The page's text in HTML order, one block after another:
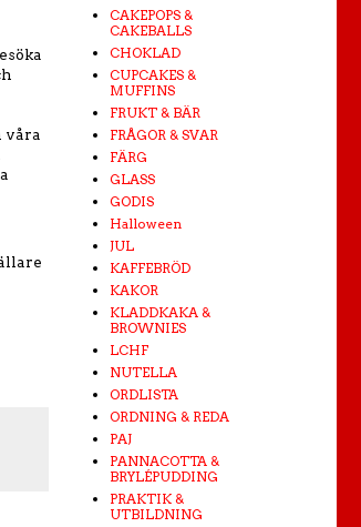
våra
CAKEPOPS &
CAKEBALLS
CHOKLAD
CUPCAKES &
MUFFINS
FRUKT & BÄR
FRÅGOR & SVAR
FÄRG
GLASS
GODIS
Halloween
JUL
KAFFEBRÖD
KAKOR
KLADDKAKA &
BROWNIES
LCHF
NUTELLA
ORDLISTA
ORDNING & REDA
PAJ
PANNACOTTA &
BRYLÉPUDDING
PRAKTIK &
UTBILDNING